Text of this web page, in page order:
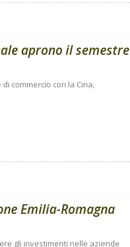
aprono il semestre
commercio con la Cina,
Emilia-Romagna
gli investimenti nelle aziende